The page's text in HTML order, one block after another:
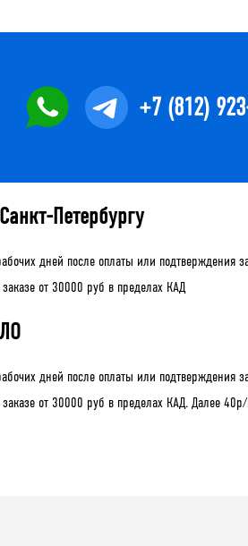
+7 (812)
Петербургу
дней после оплаты или подтверждения
от 30000 руб в пределах КАД
дней после оплаты или подтверждения
заказе от 30000 руб в пределах КАД. Далее